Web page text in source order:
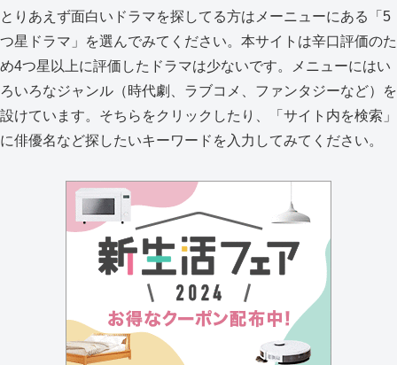
とりあえず面白いドラマを探してる方はメーニューにある「5
つ星ドラマ」を選んでみてください。本サイトは辛口評価のた
め4つ星以上に評価したドラマは少ないです。メニューにはい
ろいろなジャンル（時代劇、ラブコメ、ファンタジーなど）を
設けています。そちらをクリックしたり、「サイト内を検索」
に俳優名など探したいキーワードを入力してみてください。